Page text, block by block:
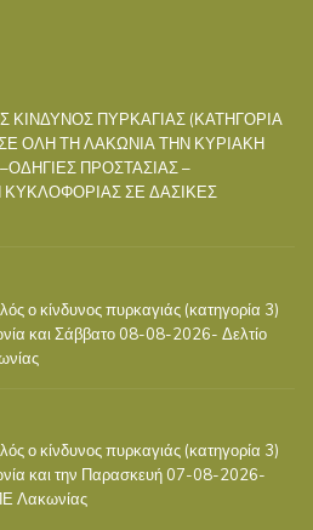
ΚΙΝΔΥΝΟΣ ΠΥΡΚΑΓΙΑΣ (ΚΑΤΗΓΟΡΙΑ
ΟΛΗ ΤΗ ΛΑΚΩΝΙΑ ΤΗΝ ΚΥΡΙΑΚΗ
ΠΡΟΣΤΑΣΙΑΣ –
ΣΕ ΔΑΣΙΚΕΣ
ο κίνδυνος πυρκαγιάς (κατηγορία 3)
και Σάββατο 08-08-2026- Δελτίο
ο κίνδυνος πυρκαγιάς (κατηγορία 3)
και την Παρασκευή 07-08-2026-
Λακωνίας